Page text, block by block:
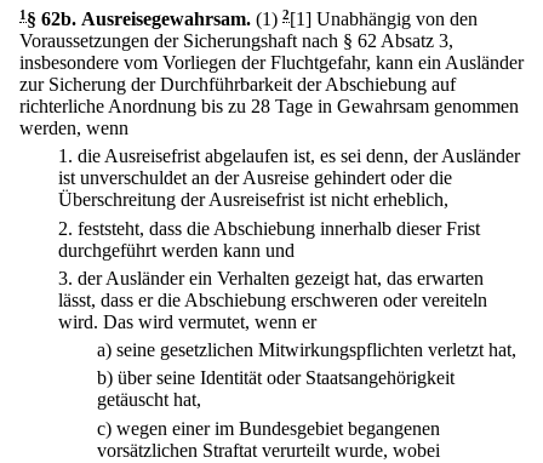
1 § 62b. Ausreisegewahrsam. (1) 2[1] Unabhängig von den
Voraussetzungen der Sicherungshaft nach § 62 Absatz 3,
insbesondere vom Vorliegen der Fluchtgefahr, kann ein Ausländer
zur Sicherung der Durchführbarkeit der Abschiebung auf
richterliche Anordnung bis zu 28 Tage in Gewahrsam genommen
werden, wenn
1. die Ausreisefrist abgelaufen ist, es sei denn, der Ausländer
ist unverschuldet an der Ausreise gehindert oder die
Überschreitung der Ausreisefrist ist nicht erheblich,
2. feststeht, dass die Abschiebung innerhalb dieser Frist
durchgeführt werden kann und
3. der Ausländer ein Verhalten gezeigt hat, das erwarten
lässt, dass er die Abschiebung erschweren oder vereiteln
wird. Das wird vermutet, wenn er
a) seine gesetzlichen Mitwirkungspflichten verletzt hat,
b) über seine Identität oder Staatsangehörigkeit
getäuscht hat,
c) wegen einer im Bundesgebiet begangenen
vorsätzlichen Straftat verurteilt wurde, wobei